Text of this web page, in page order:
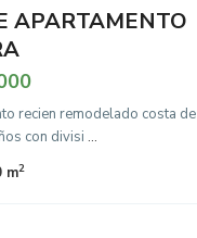
APARTAMENTO
recien remodelado costa
con divisi ...
m2